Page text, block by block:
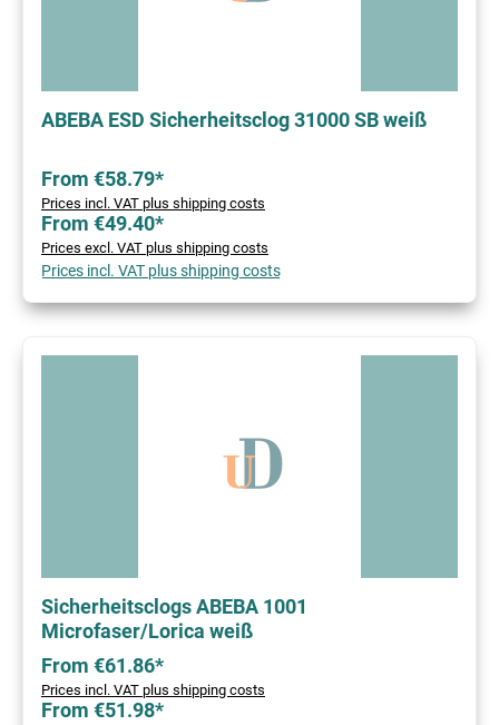
ABEBA ESD Sicherheitsclog 31000 SB weiß
From €58.79*
Prices incl. VAT plus shipping costs
From €49.40*
Prices excl. VAT plus shipping costs
Prices incl. VAT plus shipping costs
Sicherheitsclogs ABEBA 1001
Microfaser/Lorica weiß
From €61.86*
Prices incl. VAT plus shipping costs
From €51.98*